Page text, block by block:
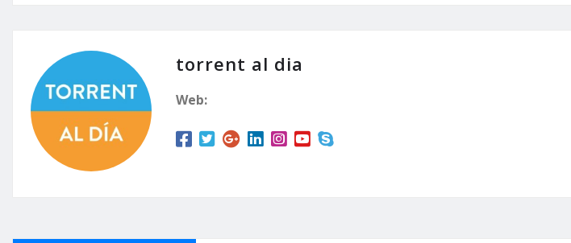
torrent al dia
Web: